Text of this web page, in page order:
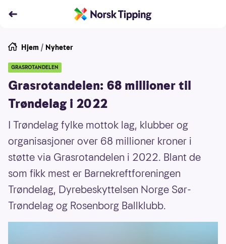
Hjem / Nyheter
GRASROTANDELEN
Grasrotandelen: 68 millioner til
Trøndelag i 2022
I Trøndelag fylke mottok lag, klubber og
organisasjoner over 68 millioner kroner i
støtte via Grasrotandelen i 2022. Blant de
som fikk mest er Barnekreftforeningen
Trøndelag, Dyrebeskyttelsen Norge Sør-
Trøndelag og Rosenborg Ballklubb.